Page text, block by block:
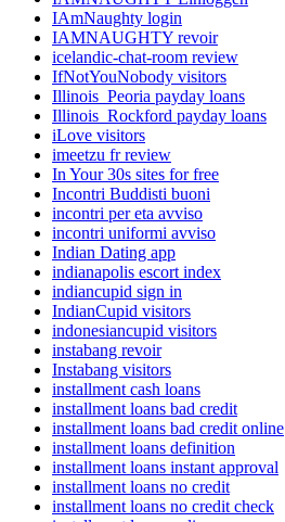
IAmNaughty login
IAMNAUGHTY revoir
icelandic-chat-room review
IfNotYouNobody visitors
Illinois_Peoria payday loans
Illinois_Rockford payday loans
iLove visitors
imeetzu fr review
In Your 30s sites for free
Incontri Buddisti buoni
incontri per eta avviso
incontri uniformi avviso
Indian Dating app
indianapolis escort index
indiancupid sign in
IndianCupid visitors
indonesiancupid visitors
instabang revoir
Instabang visitors
installment cash loans
installment loans bad credit
installment loans bad credit online
installment loans definition
installment loans instant approval
installment loans no credit
installment loans no credit check